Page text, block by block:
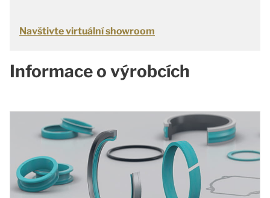
Navštivte virtuální showroom
Informace o výrobcích